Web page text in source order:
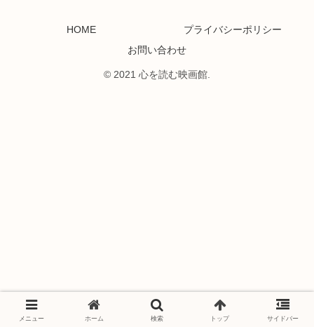
HOME
プライバシーポリシー
お問い合わせ
© 2021 心を読む映画館.
メニュー ホーム 検索 トップ サイドバー